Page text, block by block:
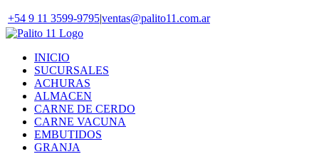
to
content
+54 9 11 3599-9795|ventas@palito11.com.ar
INICIO
SUCURSALES
ACHURAS
ALMACEN
CARNE DE CERDO
CARNE VACUNA
EMBUTIDOS
GRANJA